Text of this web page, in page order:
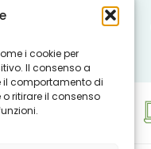
i cookie per
Il consenso a
il comportamento di
ritirare il consenso